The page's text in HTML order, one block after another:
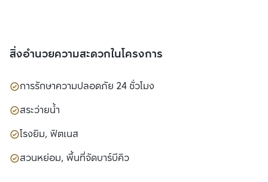
สิ่งอำนวยความสะดวกในโครงการ
การรักษาความปลอดภัย 24 ชั่วโมง
สระว่ายน้ำ
โรงยิม, ฟิตเนส
สวนหย่อม, พื้นที่จัดบาร์บีคิว